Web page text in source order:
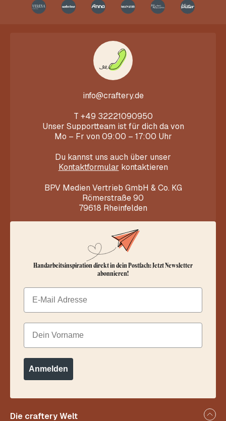
info@craftery.de
T +49 32221090950
Unser Supportteam ist für dich da von
Mo – Fr von 09:00 – 17:00 Uhr
Du kannst uns auch über unser
Kontaktformular kontaktieren
BPV Medien Vertrieb GmbH & Co. KG
Römerstraße 90
79618 Rheinfelden
Die craftery Welt
Handarbeitsinspiration direkt in dein Postfach: Jetzt Newsletter
abonnieren!
Email
Dein Vorname
Anmelden